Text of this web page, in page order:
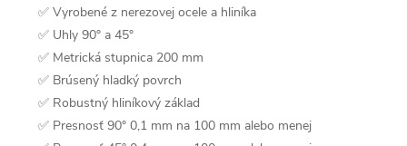
✅ Vyrobené z nerezovej ocele a hliníka
✅ Uhly 90° a 45°
✅ Metrická stupnica 200 mm
✅ Brúsený hladký povrch
✅ Robustný hliníkový základ
✅ Presnosť 90° 0,1 mm na 100 mm alebo menej